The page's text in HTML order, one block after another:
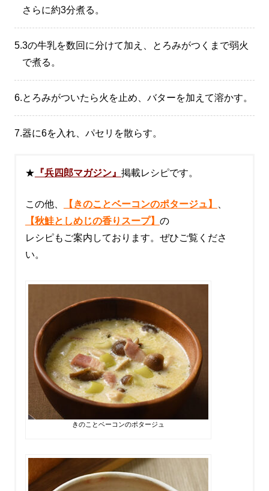
さらに約3分煮る。
5.3の牛乳を数回に分けて加え、とろみがつくまで弱火
で煮る。
6.とろみがついたら火を止め、バターを加えて溶かす。
7.器に6を入れ、パセリを散らす。
★ 『兵四郎マガジン』 掲載レシピです。
この他、 【きのことベーコンのポタージュ】
【秋鮭としめじの香りスープ】 の
レシピもご案内しております。ぜひご覧くださ
い。
きのことベーコンのポタージュ